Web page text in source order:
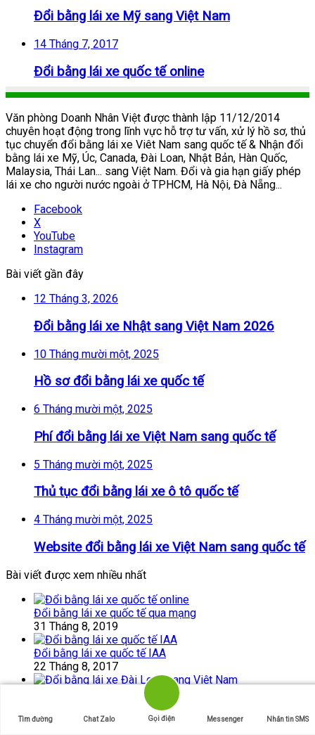
Đổi bằng lái xe Mỹ sang Việt Nam
14 Tháng 7, 2017
Đổi bằng lái xe quốc tế online
Văn phòng Doanh Nhân Việt được thành lập 11/12/2014
chuyên hoạt động trong lĩnh vực hỗ trợ tư vấn, xử lý hồ sơ, thủ
tục chuyển đổi bằng lái xe Viêt Nam sang quốc tế & Nhận đổi
bằng lái xe Mỹ, Úc, Canada, Đài Loan, Nhật Bản, Hàn Quốc,
Malaysia, Thái Lan... sang Việt Nam. Đổi và gia hạn giấy phép
lái xe cho người nước ngoài ở TPHCM, Hà Nội, Đà Nẵng...
Facebook
X
YouTube
Instagram
Bài viết gần đây
12 Tháng 3, 2026
Đổi bằng lái xe Nhật sang Việt Nam 2026
10 Tháng mười một, 2025
Hồ sơ đổi bằng lái xe quốc tế
6 Tháng mười một, 2025
Phí đổi bằng lái xe Việt Nam sang quốc tế
5 Tháng mười một, 2025
Thủ tục đổi bằng lái xe ô tô quốc tế
4 Tháng mười một, 2025
Website đổi bằng lái xe Việt Nam sang quốc tế
Bài viết được xem nhiều nhất
Đổi bằng lái xe quốc tế qua mạng
31 Tháng 8, 2019
Đổi bằng lái xe quốc tế IAA
22 Tháng 8, 2017
Đổi bằng lái xe Đài Loan sang Việt Nam
Tìm đường Chat Zalo Gọi điện Messenger Nhắn tin SMS